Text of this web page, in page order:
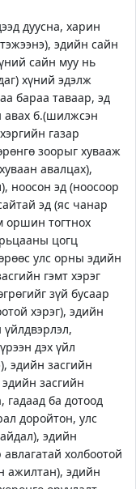
дуусна, харин
эдийн сайн
сайн муу нь
хүний эдэлж
бараа таваар, эд
авах б.(шилжсэн
газар
зоорыг хувааж
авалцах),
ноосон эд (ноосоор
эд (яс чанар
оршин тогтнох
цогц
улс орны эдийн
гэмт хэрэг
зүй бусаар
хэрэг), эдийн
дэх үйл
эдийн засгийн
эдийн засгийн
гадаад ба дотоод
доройтон, улс
эдийн
холбоотой
ажилтан), эдийн